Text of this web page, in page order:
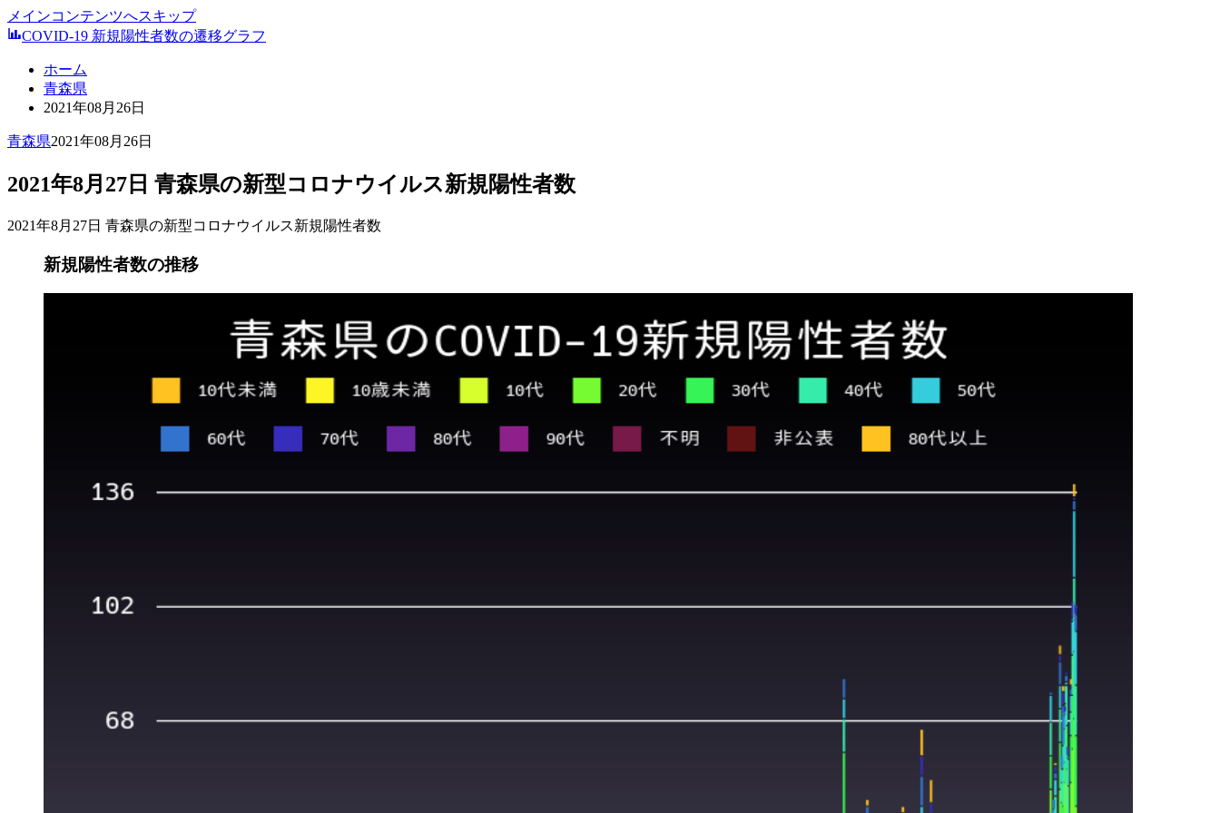
メインコンテンツへスキップ
COVID-19 新規陽性者数の遷移グラフ
ホーム
青森県
2021年08月26日
青森県2021年08月26日
2021年8月27日 青森県の新型コロナウイルス新規陽性者数
2021年8月27日 青森県の新型コロナウイルス新規陽性者数
新規陽性者数の推移